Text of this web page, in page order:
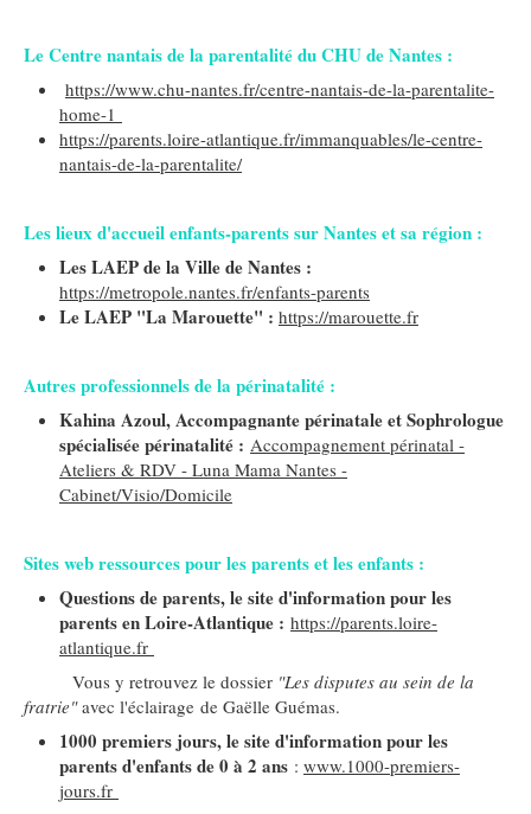
Le Centre nantais de la parentalité du CHU de Nantes :
https://www.chu-nantes.fr/centre-nantais-de-la-parentalite-
home-1
https://parents.loire-atlantique.fr/immanquables/le-centre-
nantais-de-la-parentalite/
Les lieux d'accueil enfants-parents sur Nantes et sa région :
Les LAEP de la Ville de Nantes :
https://metropole.nantes.fr/enfants-parents
Le LAEP "La Marouette" : https://marouette.fr
Autres professionnels de la périnatalité :
Kahina Azoul, Accompagnante périnatale et Sophrologue
spécialisée périnatalité : Accompagnement périnatal -
Ateliers & RDV - Luna Mama Nantes -
Cabinet/Visio/Domicile
Sites web ressources pour les parents et les enfants :
Questions de parents, le site d'information pour les
parents en Loire-Atlantique : https://parents.loire-
atlantique.fr
Vous y retrouvez le dossier "Les disputes au sein de la
fratrie"avec l'éclairage de Gaëlle Guémas.
1000 premiers jours, le site d'information pour les
parents d'enfants de 0 à 2 ans : www.1000-premiers-
jours.fr